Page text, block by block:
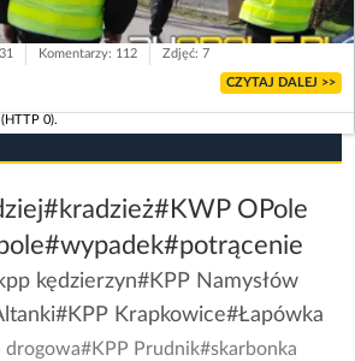
Komentarzy: 112 Zdjęć: 7
CZYTAJ DALEJ >>
0).
#kradzież#KWP OPole
#wypadek#potrącenie
kędzierzyn#KPP Namysłów
#KPP Krapkowice#Łapówka
drogowa#KPP Prudnik#skarbonka